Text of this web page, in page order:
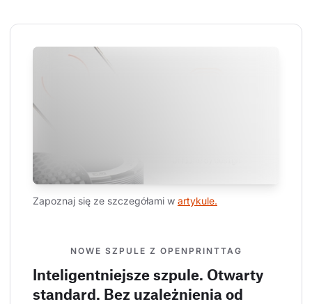
Zapoznaj się ze szczegółami w artykule.
NOWE SZPULE Z OPENPRINTTAG
Inteligentniejsze szpule. Otwarty
standard. Bez uzależnienia od